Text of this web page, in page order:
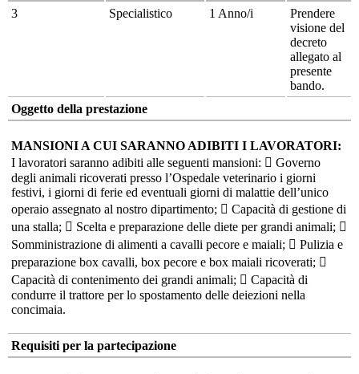
3 Specialistico 1 Anno/i
Prendere
visione del
decreto
allegato al
presente
bando.
Oggetto della prestazione
MANSIONI A CUI SARANNO ADIBITI I LAVORATORI:
I lavoratori saranno adibiti alle seguenti mansioni:  Governo
degli animali ricoverati presso l’Ospedale veterinario i giorni
festivi, i giorni di ferie ed eventuali giorni di malattie dell’unico
operaio assegnato al nostro dipartimento;  Capacità di gestione di
una stalla;  Scelta e preparazione delle diete per grandi animali; 
Somministrazione di alimenti a cavalli pecore e maiali;  Pulizia e
preparazione box cavalli, box pecore e box maiali ricoverati; 
Capacità di contenimento dei grandi animali;  Capacità di
condurre il trattore per lo spostamento delle deiezioni nella
concimaia.
Requisiti per la partecipazione